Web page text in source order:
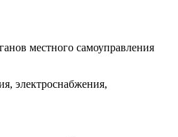
местного самоуправления
электроснабжения,